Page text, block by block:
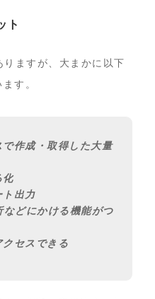
ト
ますが、大まかに以下
す。
で作成・取得した大量
化
ト出力
などにかける機能がつ
クセスできる